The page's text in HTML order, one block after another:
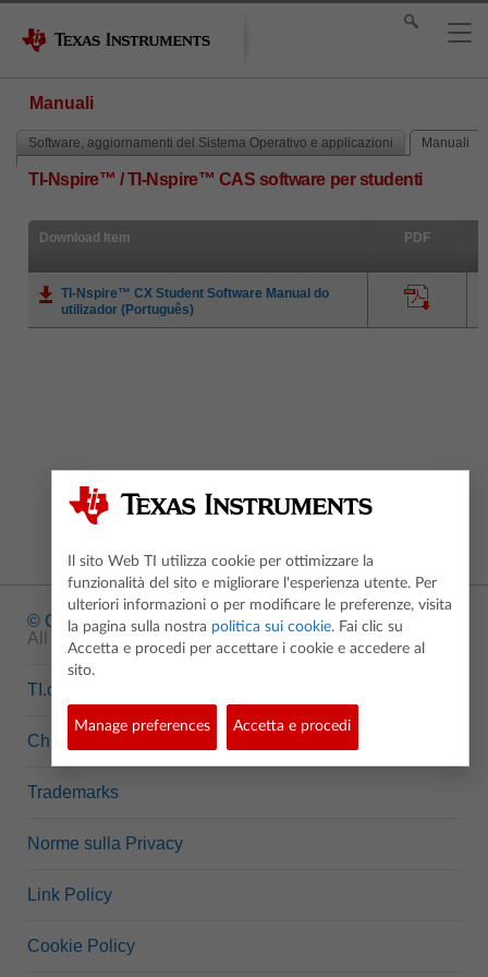
Manuali
Software, aggiornamenti del Sistema Operativo e applicazioni Manuali
TI-Nspire™ / TI-Nspire™ CAS software per studenti
Download Item PDF
TI-Nspire™ CX Student Software Manual do
utilizador (Português)
© Copyright1995-2026 Texas Instruments Incorporated.
All rights reserved.
TI.com
Chi siamo
Trademarks
Norme sulla Privacy
Link Policy
Cookie Policy
Il sito Web TI utilizza cookie per ottimizzare la
funzionalità del sito e migliorare l'esperienza utente. Per
ulteriori informazioni o per modificare le preferenze, visita
la pagina sulla nostra politica sui cookie. Fai clic su
Accetta e procedi per accettare i cookie e accedere al
sito.
Manage preferences Accetta e procedi